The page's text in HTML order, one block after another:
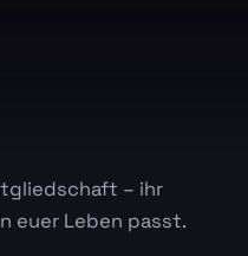
– ihr
euer Leben passt.